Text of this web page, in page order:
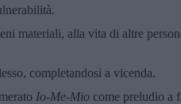
materiali, alla vita di altre
completandosi a vicenda.
Io-Me-Mio come preludio a